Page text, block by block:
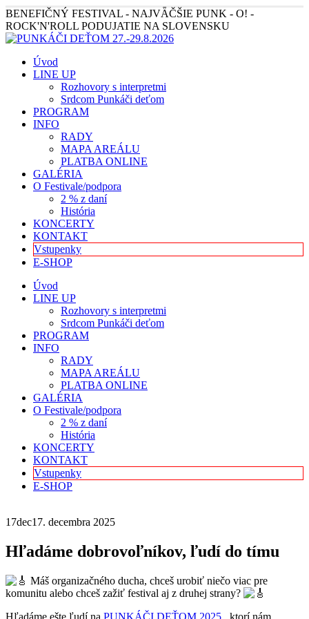
BENEFIČNÝ FESTIVAL - NAJVǞČŠIE PUNK - O! -
ROCK'N'ROLL PODUJATIE NA SLOVENSKU
Úvod
LINE UP
Rozhovory s interpretmi
Srdcom Punkáči deťom
PROGRAM
INFO
RADY
MAPA AREÁLU
PLATBA ONLINE
GALÉRIA
O Festivale/podpora
2 % z daní
História
KONCERTY
KONTAKT
Vstupenky
E-SHOP
Úvod
LINE UP
Rozhovory s interpretmi
Srdcom Punkáči deťom
PROGRAM
INFO
RADY
MAPA AREÁLU
PLATBA ONLINE
GALÉRIA
O Festivale/podpora
2 % z daní
História
KONCERTY
KONTAKT
Vstupenky
E-SHOP
17dec17. decembra 2025
Hľadáme dobrovoľníkov, ľudí do tímu
Máš organizačného ducha, chceš urobiť niečo viac pre
komunitu alebo chceš zažiť festival aj z druhej strany?
Hľadáme ešte ľudí na PUNKÁČI DEŤOM 2025 , ktorí nám